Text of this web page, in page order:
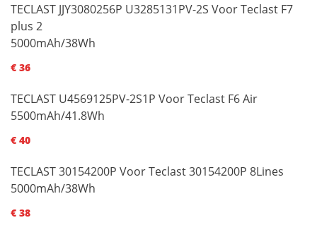
TECLAST JJY3080256P U3285131PV-2S Voor Teclast F7
plus 2
5000mAh/38Wh
€ 36
TECLAST U4569125PV-2S1P Voor Teclast F6 Air
5500mAh/41.8Wh
€ 40
TECLAST 30154200P Voor Teclast 30154200P 8Lines
5000mAh/38Wh
€ 38